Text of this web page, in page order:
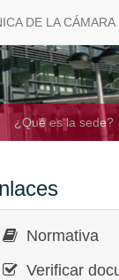
DE LA CÁMARA
¿Qué es la sede?
Normativa
Verificar